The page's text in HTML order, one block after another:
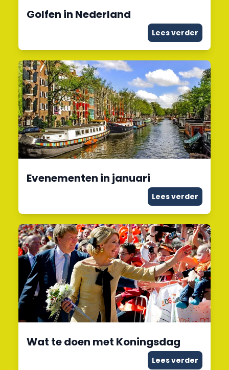
Golfen in Nederland
Lees verder
Evenementen in januari
Lees verder
Wat te doen met Koningsdag
Lees verder